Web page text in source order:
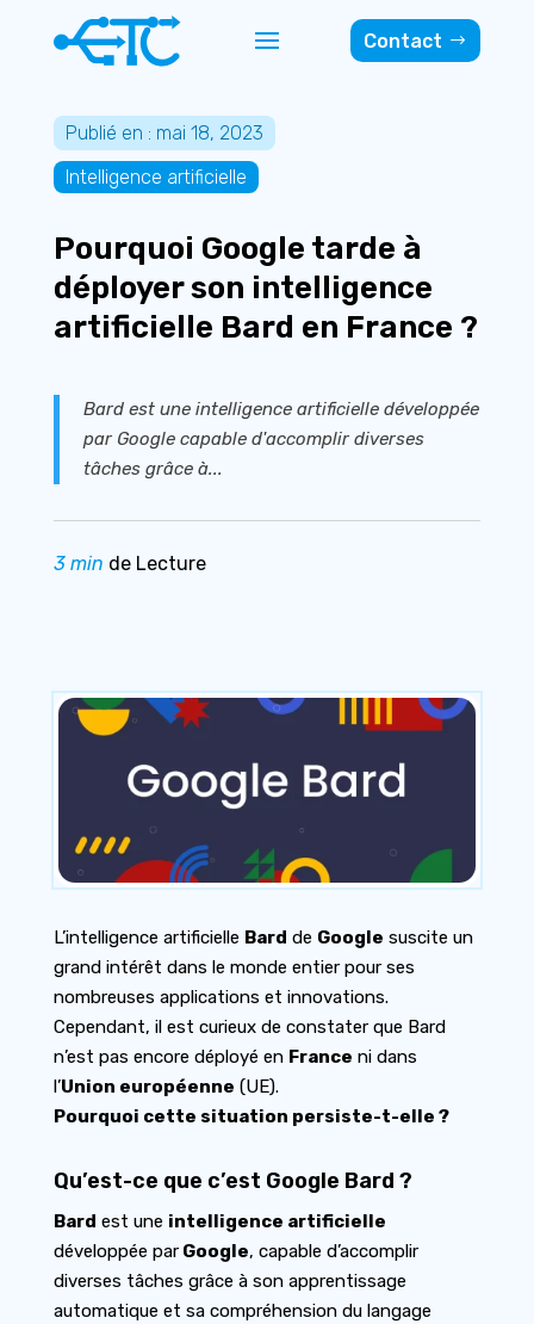
Contact
Publié en : mai 18, 2023
Intelligence artificielle
Pourquoi Google tarde à
déployer son intelligence
artificielle Bard en France ?
Bard est une intelligence artificielle développée
par Google capable d'accomplir diverses
tâches grâce à...
3 min de Lecture
L’intelligence artificielle Bard de Google suscite un
grand intérêt dans le monde entier pour ses
nombreuses applications et innovations.
Cependant, il est curieux de constater que Bard
n’est pas encore déployé en France ni dans
l’Union européenne (UE).
Pourquoi cette situation persiste-t-elle ?
Qu’est-ce que c’est Google Bard ?
Bard est une intelligence artificielle
développée parGoogle, capable d’accomplir
diverses tâches grâce à son apprentissage
automatique et sa compréhension du langage